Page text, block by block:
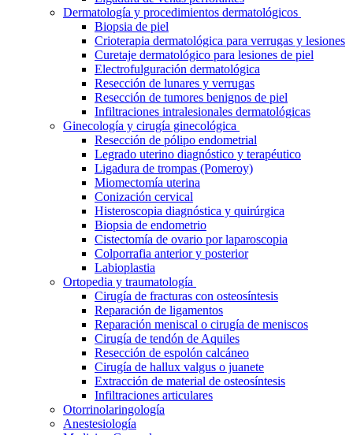
Dermatología y procedimientos dermatológicos
Biopsia de piel
Crioterapia dermatológica para verrugas y lesiones
Curetaje dermatológico para lesiones de piel
Electrofulguración dermatológica
Resección de lunares y verrugas
Resección de tumores benignos de piel
Infiltraciones intralesionales dermatológicas
Ginecología y cirugía ginecológica
Resección de pólipo endometrial
Legrado uterino diagnóstico y terapéutico
Ligadura de trompas (Pomeroy)
Miomectomía uterina
Conización cervical
Histeroscopia diagnóstica y quirúrgica
Biopsia de endometrio
Cistectomía de ovario por laparoscopia
Colporrafia anterior y posterior
Labioplastia
Ortopedia y traumatología
Cirugía de fracturas con osteosíntesis
Reparación de ligamentos
Reparación meniscal o cirugía de meniscos
Cirugía de tendón de Aquiles
Resección de espolón calcáneo
Cirugía de hallux valgus o juanete
Extracción de material de osteosíntesis
Infiltraciones articulares
Otorrinolaringología
Anestesiología